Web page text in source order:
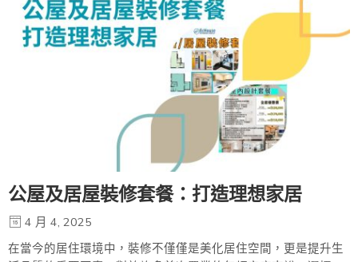
公屋及居屋裝修套餐：打造理想家居
4 月 4, 2025
在當今的居住環境中，裝修不僅僅是美化居住空間，更是提升生